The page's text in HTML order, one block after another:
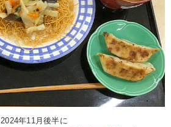
2024年11月後半に